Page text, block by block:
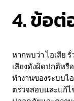
4. ข้อต่
หากพบว่า ไอเสีย
เสียงดังผิดปกติหรื
ทำงานของระบบไ
ตรวจสอบและแก้ไ